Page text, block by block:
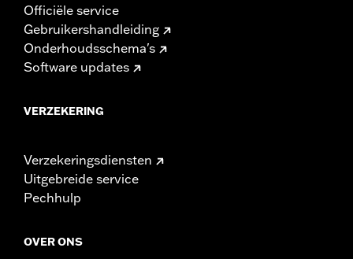
Officiële service
Gebruikershandleiding
Onderhoudsschema's
Software updates
VERZEKERING
Verzekeringsdiensten
Uitgebreide service
Pechhulp
OVER ONS